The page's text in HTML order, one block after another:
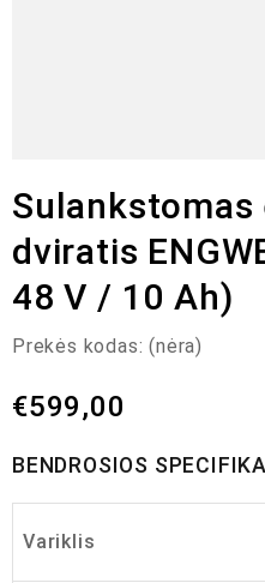
dviratis
48 V / 10 Ah)
Prekės kodas: (nėra)
€599,00
BENDROSIOS
Variklis